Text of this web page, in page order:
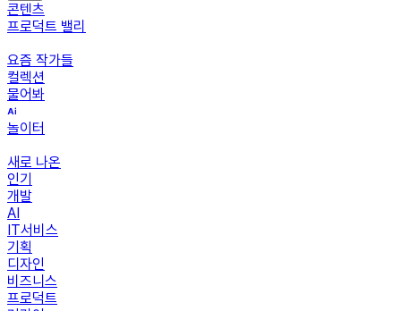
콘텐츠
프로덕트 밸리
요즘 작가들
컬렉션
물어봐
놀이터
새로 나온
인기
개발
AI
IT서비스
기획
디자인
비즈니스
프로덕트